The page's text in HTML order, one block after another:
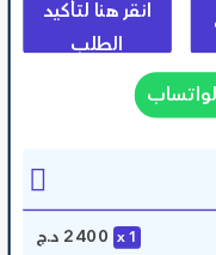
1
2400 د.ج